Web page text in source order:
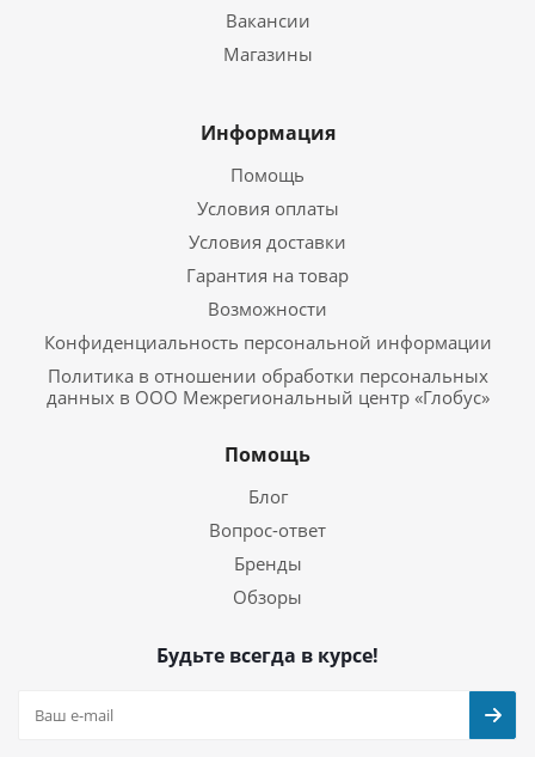
Вакансии
Магазины
Информация
Помощь
Условия оплаты
Условия доставки
Гарантия на товар
Возможности
Конфиденциальность персональной информации
Политика в отношении обработки персональных
данных в ООО Межрегиональный центр «Глобус»
Помощь
Блог
Вопрос-ответ
Бренды
Обзоры
Будьте всегда в курсе!